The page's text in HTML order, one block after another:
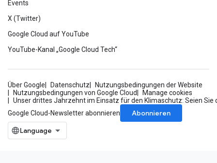
Events
X (Twitter)
Google Cloud auf YouTube
YouTube-Kanal „Google Cloud Tech“
Über Google Datenschutz
Nutzungsbedingungen der Website
Nutzungsbedingungen von Google Cloud
Manage cookies
Unser drittes Jahrzehnt im Einsatz für den Klimaschutz: Seien Sie
Google Cloud-Newsletter abonnieren
Abonnieren